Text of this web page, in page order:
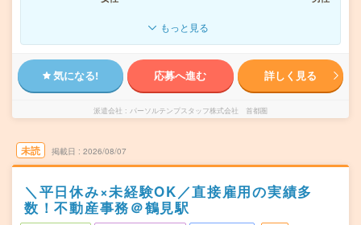
もっと見る
気になる! 応募へ進む 詳しく見る
派遣会社 パーソルテンプスタッフ株式会社 首都圏
未読 掲載日 2026/08/07
＼平日休み×未経験OK／直接雇用の実績多
数！不動産事務＠鶴見駅